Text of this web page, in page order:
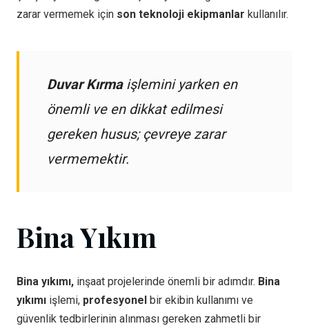
zarar vermemek için son teknoloji ekipmanlar kullanılır.
Duvar Kırmaişlemini yarken en
önemli ve en dikkat edilmesi
gereken husus; çevreye zarar
vermemektir.
Bina Yıkım
Bina yıkımı, inşaat projelerinde önemli bir adımdır. Bina
yıkımı işlemi, profesyonel bir ekibin kullanımı ve
güvenlik tedbirlerinin alınması gereken zahmetli bir